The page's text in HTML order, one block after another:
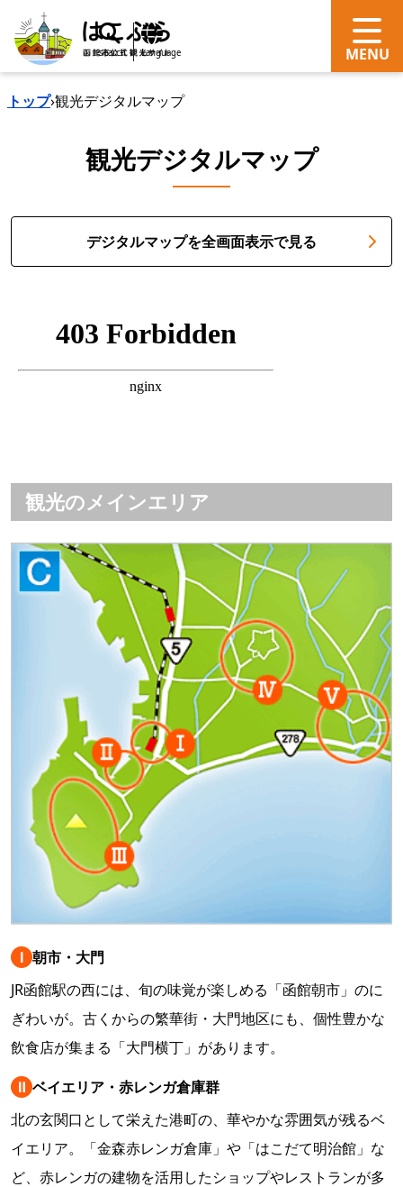
search Language
トップ›観光デジタルマップ
観光デジタルマップ
デジタルマップを全画面表示で見る
観光のメインエリア
Ⅰ 朝市・大門
JR函館駅の西には、旬の味覚が楽しめる「函館朝市」のに
ぎわいが。古くからの繁華街・大門地区にも、個性豊かな
飲食店が集まる「大門横丁」があります。
Ⅱ ベイエリア・赤レンガ倉庫群
北の玄関口として栄えた港町の、華やかな雰囲気が残るベ
イエリア。「金森赤レンガ倉庫」や「はこだて明治館」な
ど、赤レンガの建物を活用したショップやレストランが多